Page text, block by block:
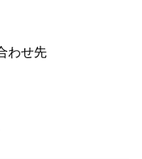
わせ先